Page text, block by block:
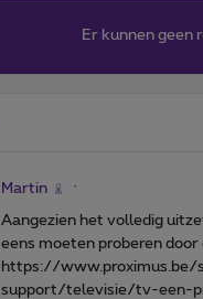
Er kunnen geen
Martin
Aangezien het volledig
eens moeten proberen
https://
support/televisie/tv-een-